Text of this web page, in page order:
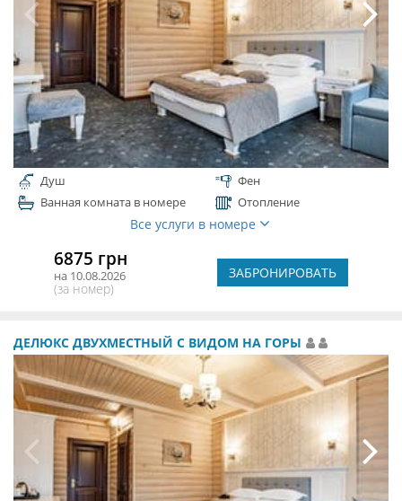
Душ
Фен
Ванная комната в номере
Отопление
Все услуги в номере
6875 грн
на 10.08.2026
(за номер)
ЗАБРОНИРОВАТЬ
ДЕЛЮКС ДВУХМЕСТНЫЙ С ВИДОМ НА ГОРЫ